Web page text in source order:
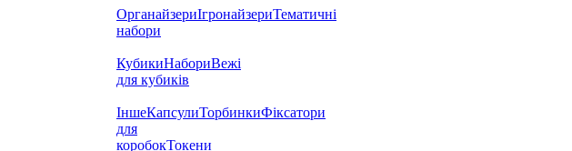
ОрганайзериІгронайзериТематичні
набори
КубикиНабориВежі
для кубиків
ІншеКапсулиТорбинкиФіксатори
для
коробокТокени